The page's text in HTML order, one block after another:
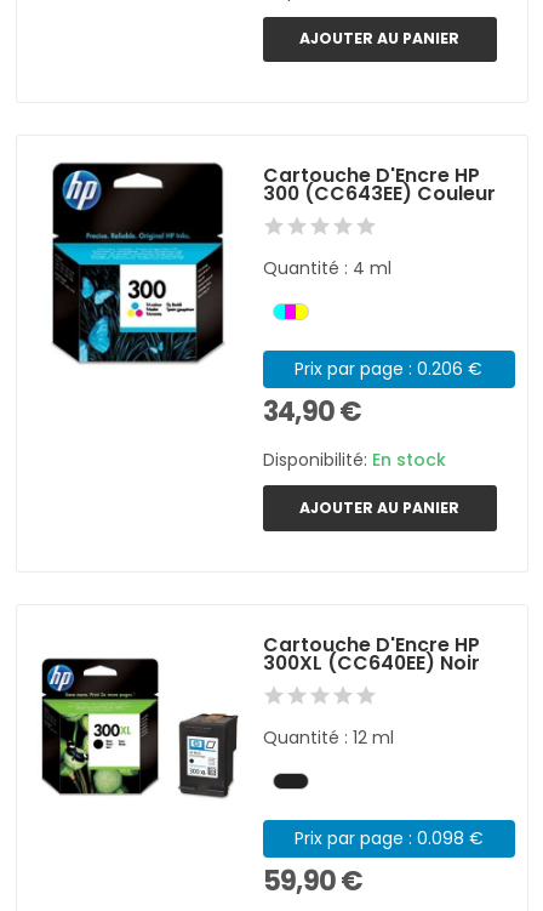
AJOUTER AU PANIER
Cartouche D'Encre HP
300 (CC643EE) Couleur
Quantité : 4 ml
Prix par page : 0.206 €
34,90 €
Disponibilité: En stock
AJOUTER AU PANIER
Cartouche D'Encre HP
300XL (CC640EE) Noir
Quantité : 12 ml
Prix par page : 0.098 €
59,90 €